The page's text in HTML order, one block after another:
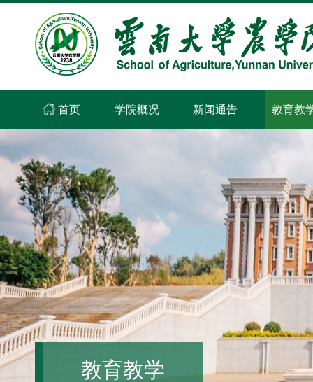
首页 学院概况 新闻通告 教育教
教育教学